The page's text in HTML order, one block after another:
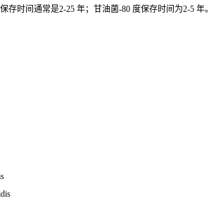
时间通常是2-25 年；甘油菌-80 度保存时间为2-5 年。